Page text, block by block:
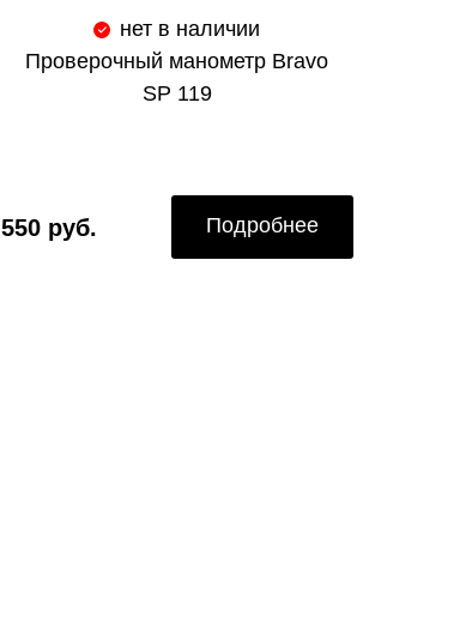
нет в наличии
Проверочный манометр Bravo
SP 119
550 руб. Подробнее